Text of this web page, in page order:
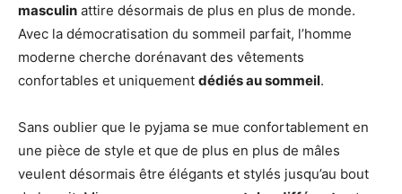
masculin attire désormais de plus en plus de monde.
Avec la démocratisation du sommeil parfait, l’homme
moderne cherche dorénavant des vêtements
confortables et uniquement dédiés au sommeil.
Sans oublier que le pyjama se mue confortablement en
une pièce de style et que de plus en plus de mâles
veulent désormais être élégants et stylés jusqu’au bout